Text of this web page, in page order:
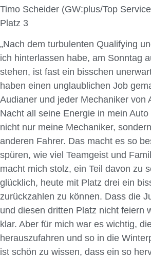
Timo Scheider (GW:plus/Top
Platz 3
„Nach dem turbulenten Qualifying
ich hinterlassen habe, am Sonntag
stehen, ist fast ein bisschen
haben einen unglaublichen Job
Audianer und jeder Mechaniker von
Nacht all seine Energie in mein
nicht nur meine Mechaniker,
anderen Fahrer. Das macht es so
spüren, wie viel Teamgeist und
macht mich stolz, ein Teil davon zu
glücklich, heute mit Platz drei ein
zurückzahlen zu können. Dass die
und diesen dritten Platz nicht feiern
klar. Aber für mich war es wichtig,
herauszufahren und so in die
ist schön zu wissen, dass ein so